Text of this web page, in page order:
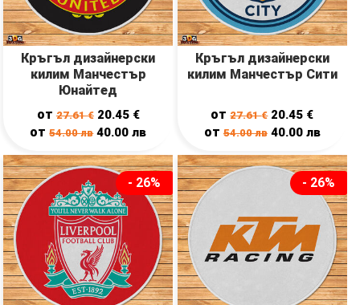
Кръгъл дизайнерски
килим Манчестър
Юнайтед
от27.61€ 20.45 €
от54.00лв 40.00лв
Кръгъл дизайнерски
килим Манчестър Сити
от27.61€ 20.45 €
от 54.00лв 40.00 лв
- 26% - 26%